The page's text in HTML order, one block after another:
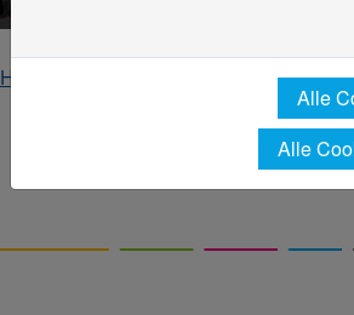
Hochschule
Home
Studieninteressierte Sozialwesen
Alle
Alle